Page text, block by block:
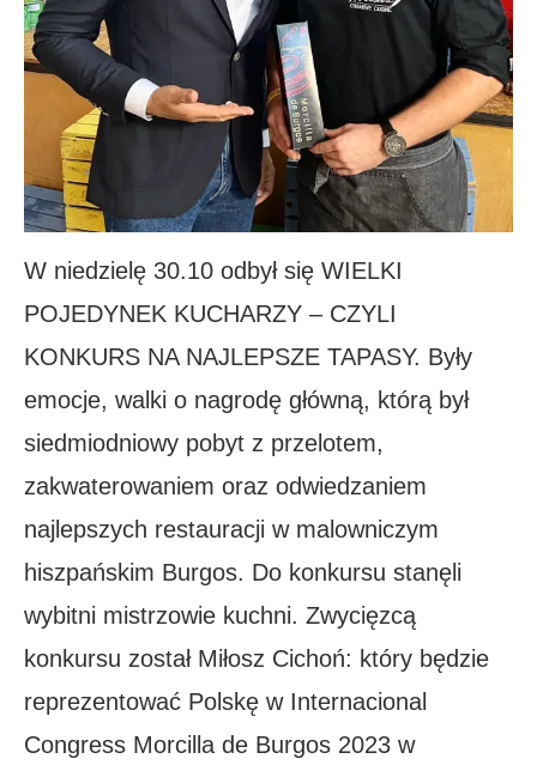
W niedzielę 30.10 odbył się WIELKI
POJEDYNEK KUCHARZY – CZYLI
KONKURS NA NAJLEPSZE TAPASY. Były
emocje, walki o nagrodę główną, którą był
siedmiodniowy pobyt z przelotem,
zakwaterowaniem oraz odwiedzaniem
najlepszych restauracji w malowniczym
hiszpańskim Burgos. Do konkursu stanęli
wybitni mistrzowie kuchni. Zwycięzcą
konkursu został Miłosz Cichoń: który będzie
reprezentować Polskę w Internacional
Congress Morcilla de Burgos 2023 w